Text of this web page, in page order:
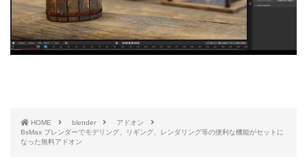
HOME blender
アドオン
BsMax ブレンダーでモデリング、リギング、レンダリング等の便利な機能がセットに
なった無料アドオン